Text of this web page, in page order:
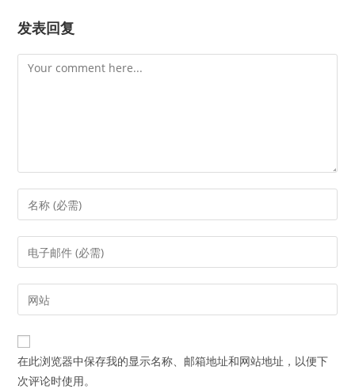
发表回复
Comment
Enter
your
name
comment
Enter
your
email
address
comment
Enter
your
website
URL
(optional)
在此浏览器中保存我的显示名称、邮箱地址和网站地址，以便下
次评论时使用。